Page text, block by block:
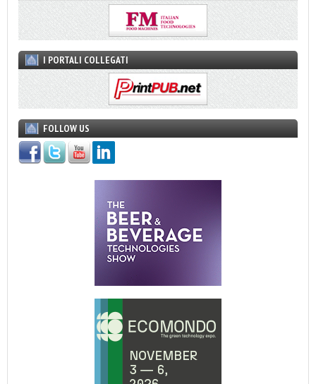
I PORTALI COLLEGATI
FOLLOW US